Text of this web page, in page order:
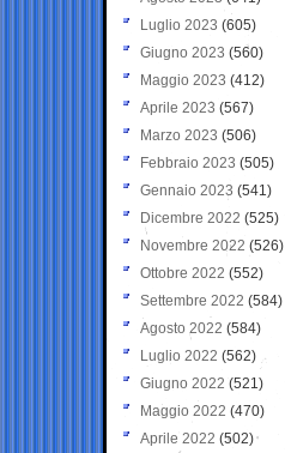
Luglio 2023 (605)
Giugno 2023 (560)
Maggio 2023 (412)
Aprile 2023 (567)
Marzo 2023 (506)
Febbraio 2023 (505)
Gennaio 2023 (541)
Dicembre 2022 (525)
Novembre 2022 (526)
Ottobre 2022 (552)
Settembre 2022 (584)
Agosto 2022 (584)
Luglio 2022 (562)
Giugno 2022 (521)
Maggio 2022 (470)
Aprile 2022 (502)